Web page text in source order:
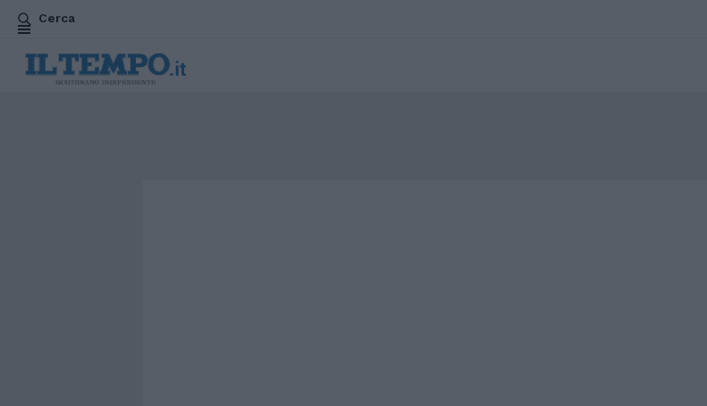
Cerca